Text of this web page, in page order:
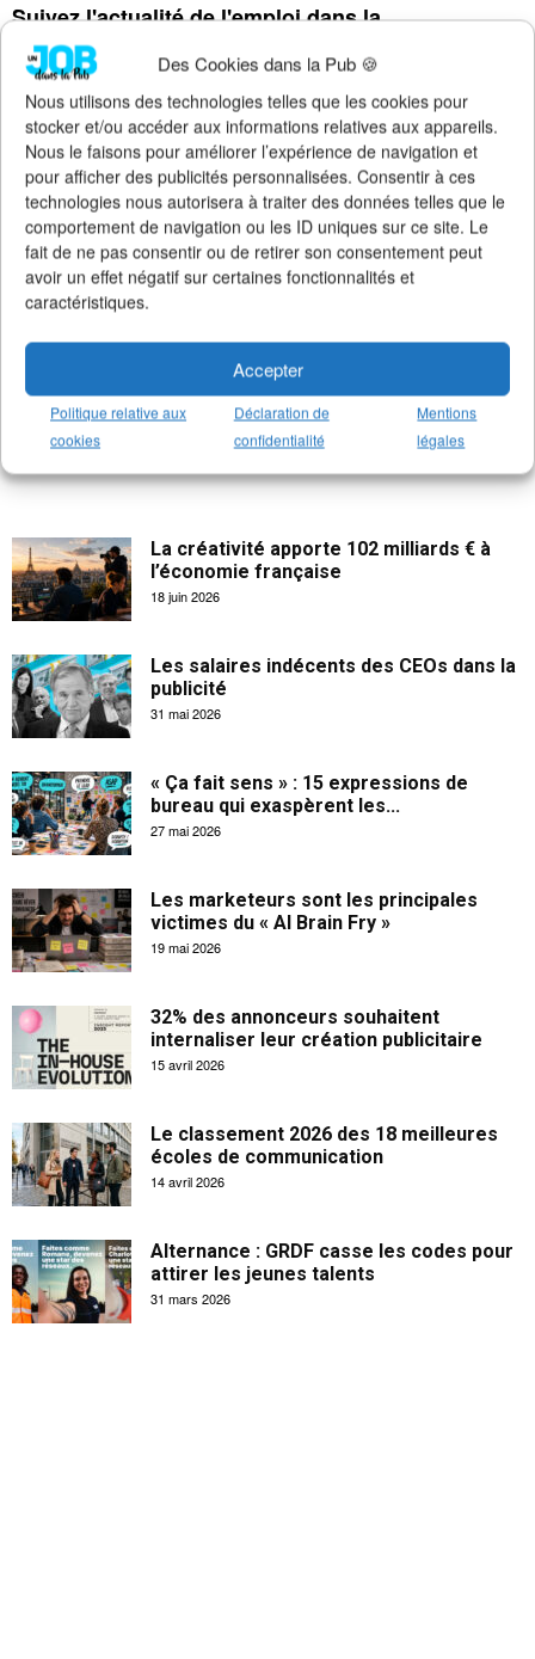
Des Cookies dans la Pub 🍪
Nous utilisons des technologies telles que les cookies pour
stocker et/ou accéder aux informations relatives aux appareils.
Nous le faisons pour améliorer l’expérience de navigation et
pour afficher des publicités personnalisées. Consentir à ces
technologies nous autorisera à traiter des données telles que le
comportement de navigation ou les ID uniques sur ce site. Le
fait de ne pas consentir ou de retirer son consentement peut
avoir un effet négatif sur certaines fonctionnalités et
caractéristiques.
Accepter
Politique relative aux
cookies
Déclaration de
confidentialité
Mentions
légales
Suivez l'actualité de l'emploi dans la
communication sur :
>Notre groupe LinkedIn(+14K membres)
Notre (nouvelle) page LinkedIn(+4K followers)
Notre page Facebook(+5K fans)
Notre newsletter emploi(+3K abonnés)
>Notre compte Twitter(+5K followers)
La créativité apporte 102 milliards € à
l’économie française
18 juin 2026
Les salaires indécents des CEOs dans la
publicité
31 mai 2026
« Ça fait sens » : 15 expressions de
bureau qui exaspèrent les...
27 mai 2026
Les marketeurs sont les principales
victimes du « AI Brain Fry »
19 mai 2026
32% des annonceurs souhaitent
internaliser leur création publicitaire
15 avril 2026
Le classement 2026 des 18 meilleures
écoles de communication
14 avril 2026
Alternance : GRDF casse les codes pour
attirer les jeunes talents
31 mars 2026